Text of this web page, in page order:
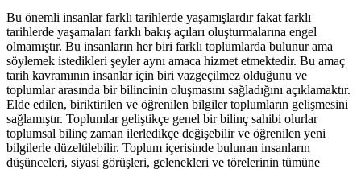
Bu önemli insanlar farklı tarihlerde yaşamışlardır fakat farklı
tarihlerde yaşamaları farklı bakış açıları oluşturmalarına engel
olmamıştır. Bu insanların her biri farklı toplumlarda bulunur ama
söylemek istedikleri şeyler aynı amaca hizmet etmektedir. Bu amaç
tarih kavramının insanlar için biri vazgeçilmez olduğunu ve
toplumlar arasında bir bilincinin oluşmasını sağladığını açıklamaktır.
Elde edilen, biriktirilen ve öğrenilen bilgiler toplumların gelişmesini
sağlamıştır. Toplumlar geliştikçe genel bir bilinç sahibi olurlar
toplumsal bilinç zaman ilerledikçe değişebilir ve öğrenilen yeni
bilgilerle düzeltilebilir. Toplum içerisinde bulunan insanların
düşünceleri, siyasi görüşleri, gelenekleri ve törelerinin tümüne